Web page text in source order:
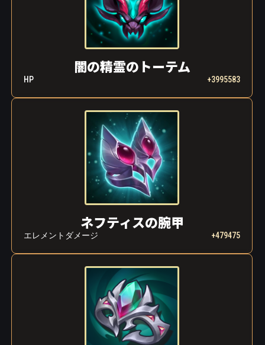
闇の精霊のトーテム
HP +3995583
ネフティスの腕甲
エレメントダメージ +479475